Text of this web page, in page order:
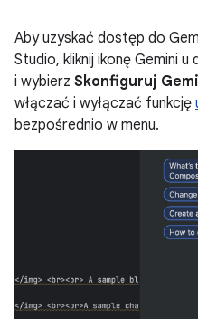
Aby uzyskać dostęp do
Studio, kliknij ikonę Gemini
i wybierz Skonfiguruj
włączać i wyłączać funkcję
bezpośrednio w menu.